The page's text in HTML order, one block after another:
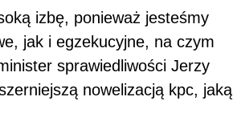
izbę, ponieważ jesteśmy
jak i egzekucyjne, na czym
sprawiedliwości Jerzy
nowelizacją kpc, jaką